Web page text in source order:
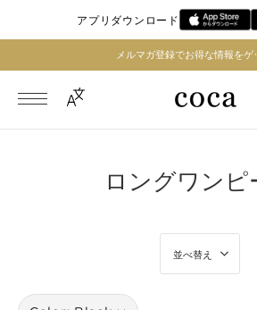
アプリダウンロード
メルマガ登録でお得な情報をゲ
ロングワンピ
並べ替え